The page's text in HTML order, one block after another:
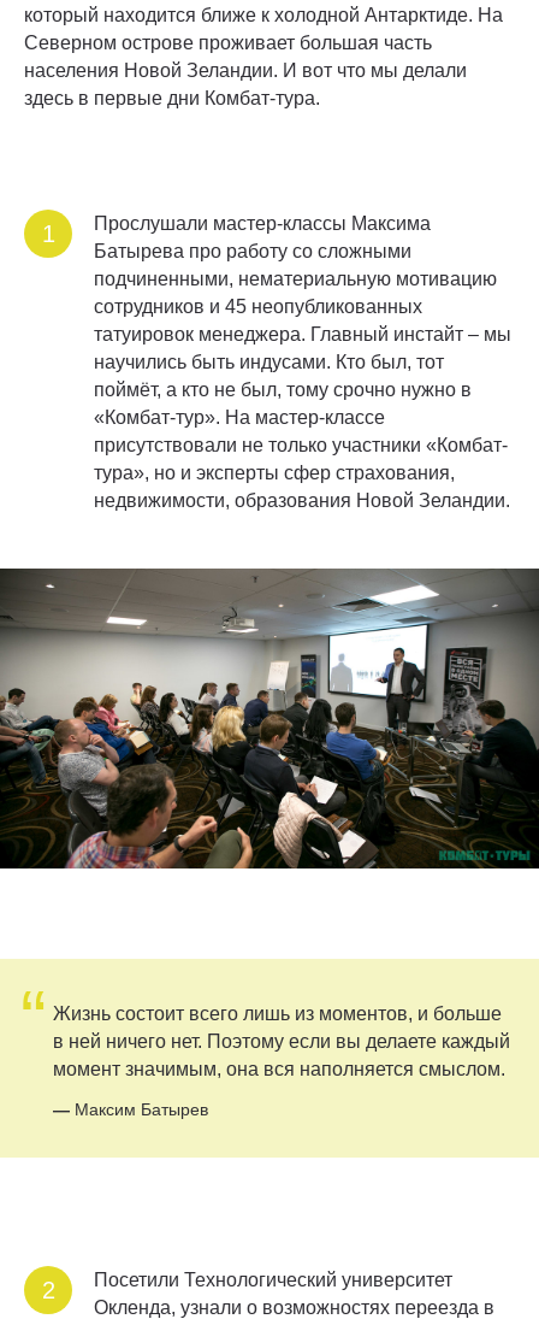
который находится ближе к холодной Антарктиде. На
Северном острове проживает большая часть
населения Новой Зеландии. И вот что мы делали
здесь в первые дни Комбат-тура.
1
Прослушали мастер-классы Максима
Батырева про работу со сложными
подчиненными, нематериальную мотивацию
сотрудников и 45 неопубликованных
татуировок менеджера. Главный инстайт – мы
научились быть индусами. Кто был, тот
поймёт, а кто не был, тому срочно нужно в
«Комбат-тур». На мастер-классе
присутствовали не только участники «Комбат-
тура», но и эксперты сфер страхования,
недвижимости, образования Новой Зеландии.
“ Жизнь состоит всего лишь из моментов, и больше
в ней ничего нет. Поэтому если вы делаете каждый
момент значимым, она вся наполняется смыслом.
— Максим Батырев
2
Посетили Технологический университет
Окленда, узнали о возможностях переезда в